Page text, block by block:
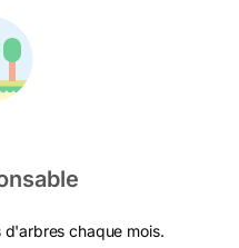
d'arbres chaque mois.